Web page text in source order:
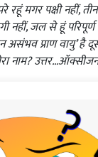
रहूं मगर पक्षी नहीं,
नहीं, जल से हूं
असंभव प्राण वायु’ है
नाम?